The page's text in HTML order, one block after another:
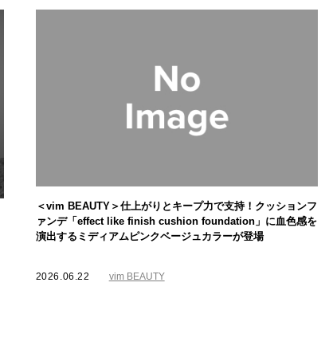
＜vim BEAUTY＞仕上がりとキープ力で支持！クッションフ
ァンデ「effect like finish cushion foundation」に血色感を
演出するミディアムピンクベージュカラーが登場
2026.06.22 vim BEAUTY